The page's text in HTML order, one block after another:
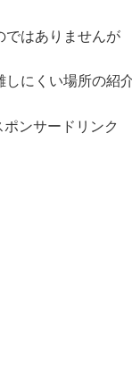
ではありませんが
にくい場所の紹介
ポンサードリンク